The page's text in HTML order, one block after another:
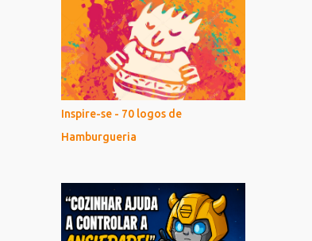
Inspire-se - 70 logos de
Hamburgueria